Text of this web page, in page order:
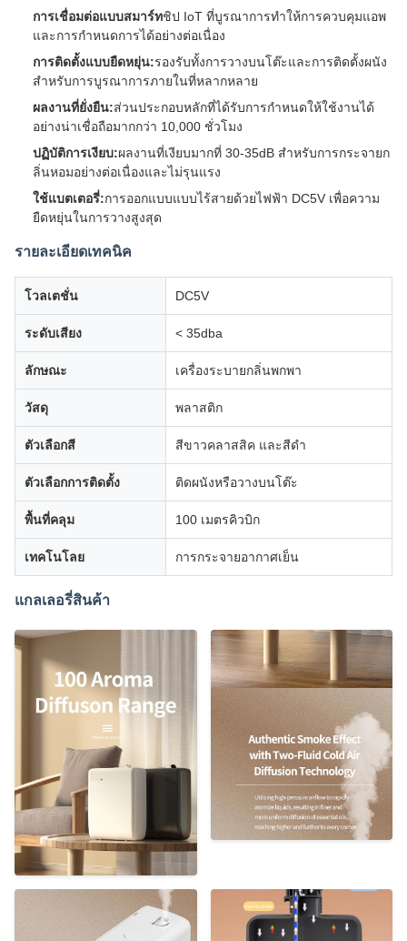
การเชื่อมต่อแบบสมาร์ทชิป IoT ที่บูรณาการทําให้การควบคุมแอพ
และการกําหนดการได้อย่างต่อเนื่อง
การติดตั้งแบบยืดหยุ่น:รองรับทั้งการวางบนโต๊ะและการติดตั้งผนัง
สําหรับการบูรณาการภายในที่หลากหลาย
ผลงานที่ยั่งยืน:ส่วนประกอบหลักที่ได้รับการกําหนดให้ใช้งานได้
อย่างน่าเชื่อถือมากกว่า 10,000 ชั่วโมง
ปฏิบัติการเงียบ:ผลงานที่เงียบมากที่ 30-35dB สําหรับการกระจายก
ลิ่นหอมอย่างต่อเนื่องและไม่รุนแรง
ใช้แบตเตอรี่:การออกแบบแบบไร้สายด้วยไฟฟ้า DC5V เพื่อความ
ยืดหยุ่นในการวางสูงสุด
รายละเอียดเทคนิค
โวลเตชั่น DC5V
ระดับเสียง < 35dba
ลักษณะ เครื่องระบายกลิ่นพกพา
วัสดุ พลาสติก
ตัวเลือกสี สีขาวคลาสสิค และสีดํา
ตัวเลือกการติดตั้ง ติดผนังหรือวางบนโต๊ะ
พื้นที่คลุม 100 เมตรคิวบิก
เทคโนโลย การกระจายอากาศเย็น
แกลเลอรี่สินค้า